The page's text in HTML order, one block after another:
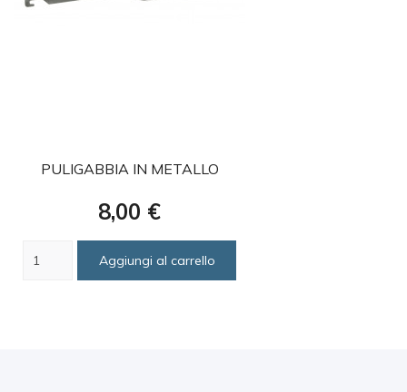
PULIGABBIA IN METALLO
Prezzo
8,00 €
Aggiungi al carrello